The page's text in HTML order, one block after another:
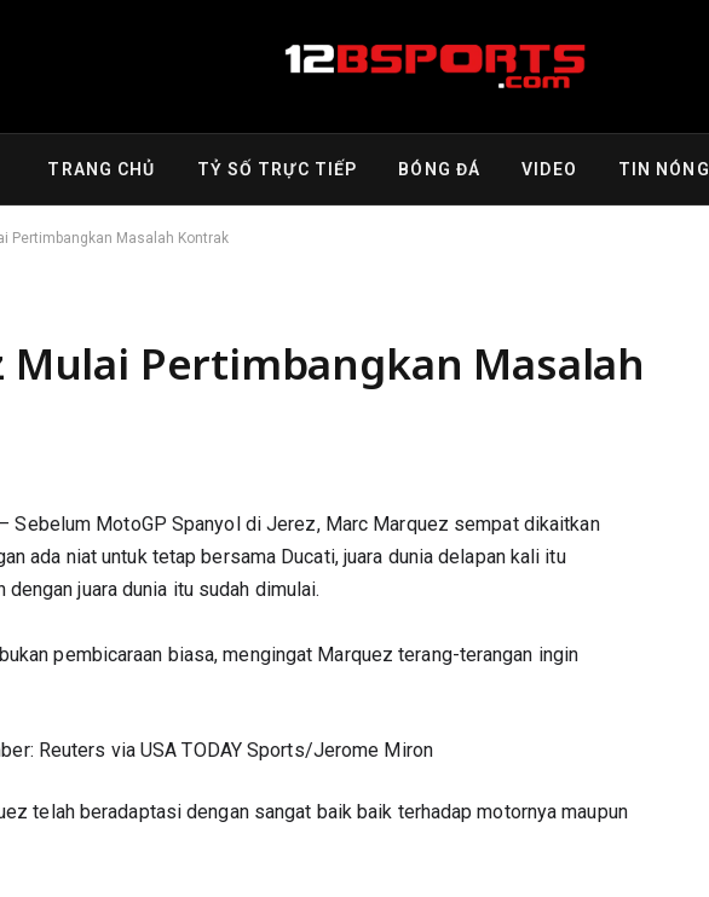
TRANG CHỦ TỶ SỐ TRỰC TIẾP BÓNG ĐÁ VIDEO TIN NÓNG
Pertimbangkan Masalah Kontrak
Mulai Pertimbangkan Masalah
– Sebelum MotoGP Spanyol di Jerez, Marc Marquez sempat dikaitkan
ada niat untuk tetap bersama Ducati, juara dunia delapan kali itu
juara dunia itu sudah dimulai.
pembicaraan biasa, mengingat Marquez terang-terangan ingin
Reuters via USA TODAY Sports/Jerome Miron
telah beradaptasi dengan sangat baik baik terhadap motornya maupun